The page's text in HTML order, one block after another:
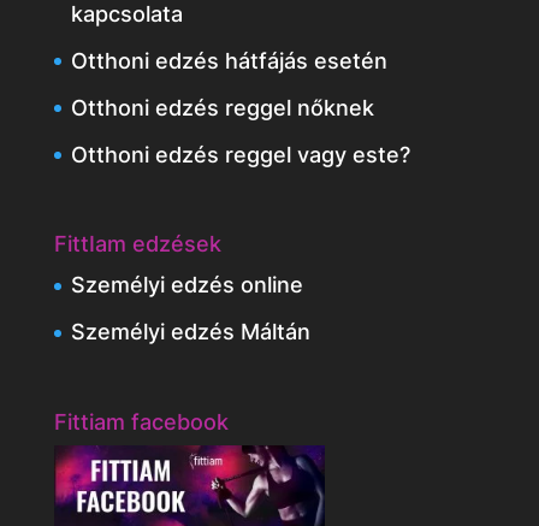
kapcsolata
Otthoni edzés hátfájás esetén
Otthoni edzés reggel nőknek
Otthoni edzés reggel vagy este?
FittIam edzések
Személyi edzés online
Személyi edzés Máltán
Fittiam facebook